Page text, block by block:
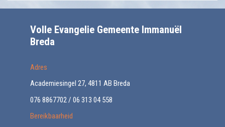
Volle Evangelie Gemeente Immanuël
Breda
Adres
Academiesingel 27, 4811 AB Breda
076 8867702 / 06 313 04 558
Bereikbaarheid